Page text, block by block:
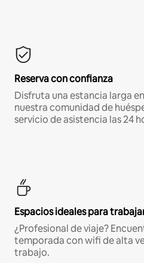
Reserva con confianza
Disfruta una estancia larga
nuestra comunidad de
servicio de asistencia las 24
Espacios ideales para
¿Profesional de viaje?
temporada con wifi de alta
trabajo.